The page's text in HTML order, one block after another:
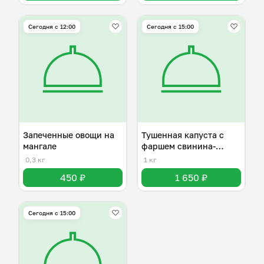
Сегодня с 12:00
Запеченные овощи на
мангале
0,3 кг
450 ₽
Сегодня с 15:00
Тушенная капуста с
фаршем свинина-
говядина
1 кг
1 650 ₽
Сегодня с 15:00